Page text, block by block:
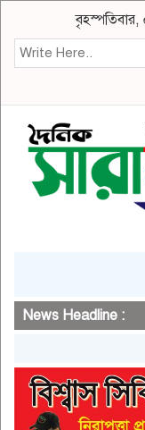
News Headline :